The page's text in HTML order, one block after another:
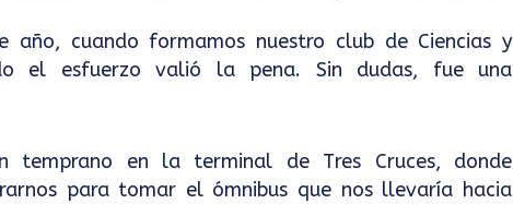
año, cuando formamos nuestro club de Ciencias y
el esfuerzo valió la pena. Sin dudas, fue una
temprano en la terminal de Tres Cruces, donde
para tomar el ómnibus que nos llevaría hacia